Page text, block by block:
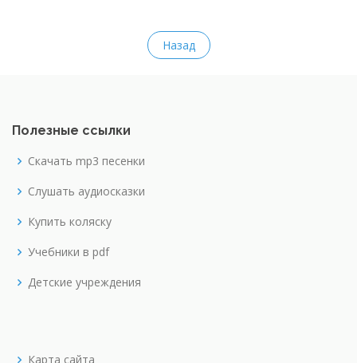
Назад
Полезные ссылки
Скачать mp3 песенки
Слушать аудиосказки
Купить коляску
Учебники в pdf
Детские учреждения
Карта сайта